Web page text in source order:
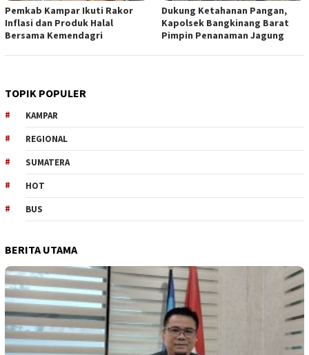
Pemkab Kampar Ikuti Rakor
Inflasi dan Produk Halal
Bersama Kemendagri
Dukung Ketahanan Pangan,
Kapolsek Bangkinang Barat
Pimpin Penanaman Jagung
TOPIK POPULER
KAMPAR
REGIONAL
SUMATERA
HOT
BUS
BERITA UTAMA